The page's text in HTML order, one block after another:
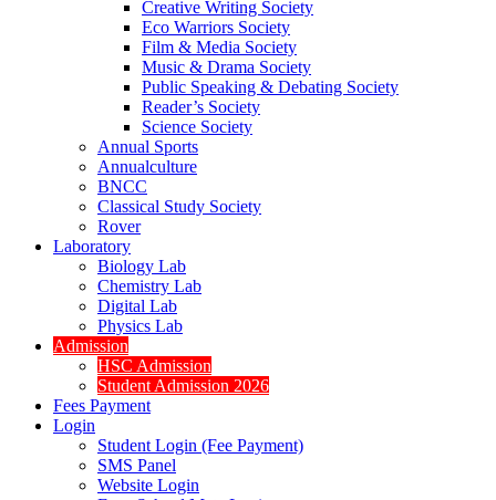
Creative Writing Society
Eco Warriors Society
Film & Media Society
Music & Drama Society
Public Speaking & Debating Society
Reader’s Society
Science Society
Annual Sports
Annualculture
BNCC
Classical Study Society
Rover
Laboratory
Biology Lab
Chemistry Lab
Digital Lab
Physics Lab
Admission
HSC Admission
Student Admission 2026
Fees Payment
Login
Student Login (Fee Payment)
SMS Panel
Website Login